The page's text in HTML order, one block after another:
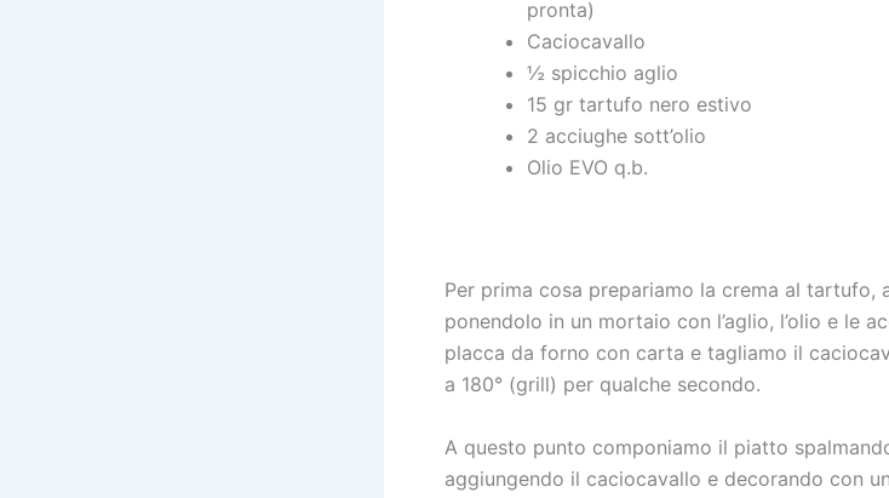
pronta)
Caciocavallo
½ spicchio aglio
15 gr tartufo nero estivo
2 acciughe sott’olio
Olio EVO q.b.
Per prima cosa prepariamo la crema al tartufo,
ponendolo in un mortaio con l’aglio, l’olio e le
placca da forno con carta e tagliamo il
a 180° (grill) per qualche secondo.
A questo punto componiamo il piatto
aggiungendo il caciocavallo e decorando con